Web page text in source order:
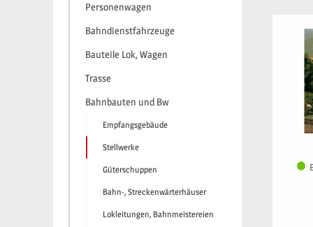
Personenwagen
Bahndienstfahrzeuge
Bauteile Lok, Wagen
Trasse
Bahnbauten und Bw
Empfangsgebäude
Stellwerke
Güterschuppen
Bahn-, Streckenwärterhäuser
Lokleitungen, Bahnmeistereien